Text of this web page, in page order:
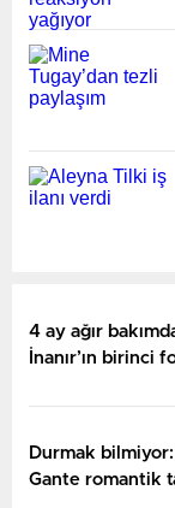
4 ay ağır
İnanır’ın birinci
Durmak
Gante romantik